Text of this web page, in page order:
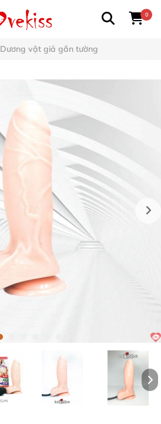
0
Dương vật giả gắn tường